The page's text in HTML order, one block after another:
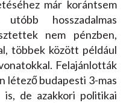
már korántsem
utóbb hosszadalmas
nem pénzben,
többek között például
Felajánlották
létező budapesti 3-mas
de azakkori politikai